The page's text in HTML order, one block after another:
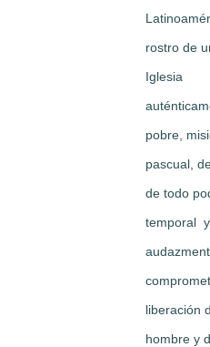
rostro de
Iglesia
pobre,
pascual,
de todo
temporal y
liberación
hombre y